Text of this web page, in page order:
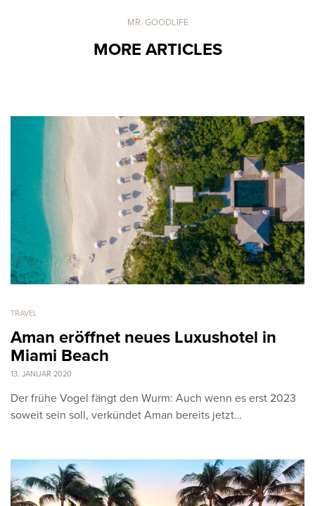
MR. GOODLIFE
MORE ARTICLES
TRAVEL
Aman eröffnet neues Luxushotel in
Miami Beach
13. JANUAR 2020
Der frühe Vogel fängt den Wurm: Auch wenn es erst 2023
soweit sein soll, verkündet Aman bereits jetzt…